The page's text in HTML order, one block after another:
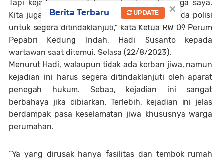
Tapi kejadian ini sudah membuat resah warga saya.
Kita juga sudah melaporkan kejadian ini kepada polisi
untuk segera ditindaklanjuti,” kata Ketua RW 09 Perum
Pepabri Kedung Indah, Hadi Susanto kepada
wartawan saat ditemui, Selasa (22/8/2023).
Menurut Hadi, walaupun tidak ada korban jiwa, namun
kejadian ini harus segera ditindaklanjuti oleh aparat
penegah hukum. Sebab, kejadian ini sangat
berbahaya jika dibiarkan. Terlebih, kejadian ini jelas
berdampak pasa keselamatan jiwa khususnya warga
perumahan.
“Ya yang dirusak hanya fasilitas dan tembok rumah
×
Berita Terbaru UPDATE